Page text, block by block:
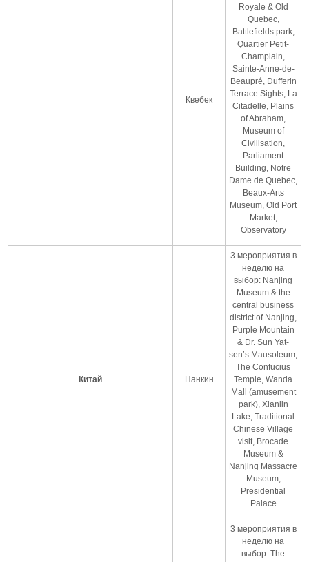
Квебек
Royale & Old
Quebec,
Battlefields park,
Quartier Petit-
Champlain,
Sainte-Anne-de-
Beaupré, Dufferin
Terrace Sights, La
Citadelle, Plains
of Abraham,
Museum of
Civilisation,
Parliament
Building, Notre
Dame de Quebec,
Beaux-Arts
Museum, Old Port
Market,
Observatory
Китай Нанкин
3 мероприятия в
неделю на
выбор: Nanjing
Museum & the
central business
district of Nanjing,
Purple Mountain
& Dr. Sun Yat-
sen’s Mausoleum,
The Confucius
Temple, Wanda
Mall (amusement
park), Xianlin
Lake, Traditional
Chinese Village
visit, Brocade
Museum &
Nanjing Massacre
Museum,
Presidential
Palace
3 мероприятия в
неделю на
выбор: The